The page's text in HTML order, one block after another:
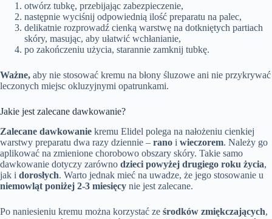
otwórz tubkę, przebijając zabezpieczenie,
następnie wyciśnij odpowiednią ilość preparatu na palec,
delikatnie rozprowadź cienką warstwę na dotkniętych partiach
skóry, masując, aby ułatwić wchłanianie,
po zakończeniu użycia, starannie zamknij tubkę.
Ważne, aby nie stosować kremu na błony śluzowe ani nie przykrywać
leczonych miejsc okluzyjnymi opatrunkami.
Jakie jest zalecane dawkowanie?
Zalecane dawkowanie kremu Elidel polega na nałożeniu cienkiej
warstwy preparatu dwa razy dziennie – rano i wieczorem. Należy go
aplikować na zmienione chorobowo obszary skóry. Takie samo
dawkowanie dotyczy zarówno dzieci powyżej drugiego roku życia,
jak i dorosłych. Warto jednak mieć na uwadze, że jego stosowanie u
niemowląt poniżej 2-3 miesięcy nie jest zalecane.
Po naniesieniu kremu można korzystać ze środków zmiękczających,